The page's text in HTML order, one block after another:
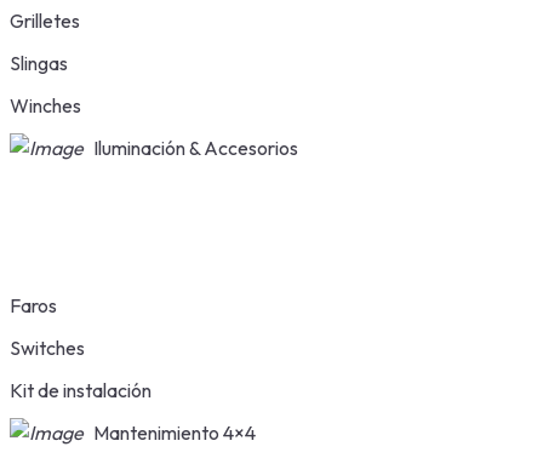
Grilletes
Slingas
Winches
Iluminación & Accesorios
Faros
Switches
Kit de instalación
Mantenimiento 4×4